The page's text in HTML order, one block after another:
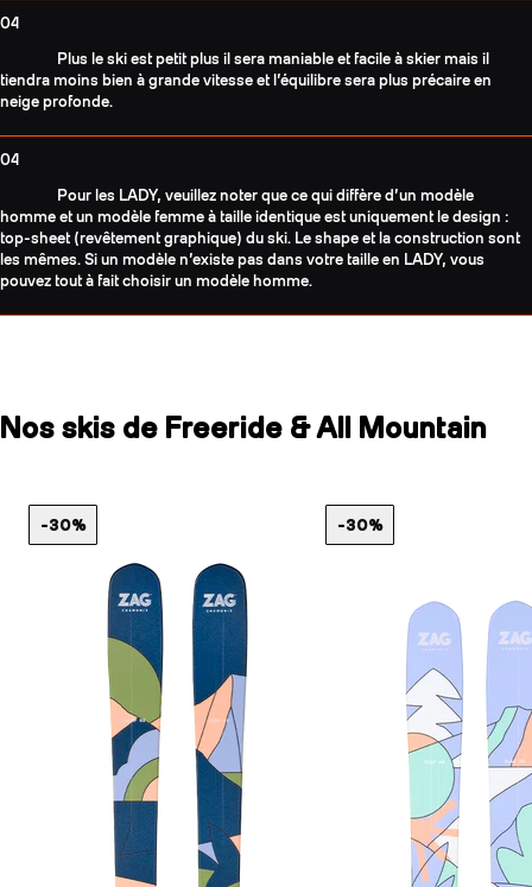
04
Plus le ski est petit plus il sera maniable et facile à skier mais il
tiendra moins bien à grande vitesse et l’équilibre sera plus précaire en
neige profonde.
04
Pour les LADY, veuillez noter que ce qui diffère d’un modèle
homme et un modèle femme à taille identique est uniquement le design :
top-sheet (revêtement graphique) du ski. Le shape et la construction sont
les mêmes. Si un modèle n’existe pas dans votre taille en LADY, vous
pouvez tout à fait choisir un modèle homme.
Nos skis de Freeride & All Mountain
-30% -30%